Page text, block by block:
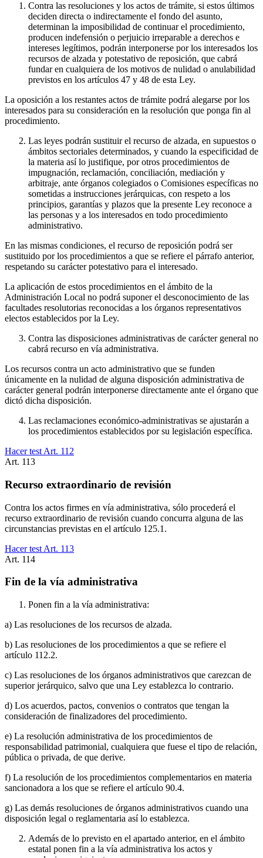
Contra las resoluciones y los actos de trámite, si estos últimos
deciden directa o indirectamente el fondo del asunto,
determinan la imposibilidad de continuar el procedimiento,
producen indefensión o perjuicio irreparable a derechos e
intereses legítimos, podrán interponerse por los interesados los
recursos de alzada y potestativo de reposición, que cabrá
fundar en cualquiera de los motivos de nulidad o anulabilidad
previstos en los artículos 47 y 48 de esta Ley.
La oposición a los restantes actos de trámite podrá alegarse por los
interesados para su consideración en la resolución que ponga fin al
procedimiento.
Las leyes podrán sustituir el recurso de alzada, en supuestos o
ámbitos sectoriales determinados, y cuando la especificidad de
la materia así lo justifique, por otros procedimientos de
impugnación, reclamación, conciliación, mediación y
arbitraje, ante órganos colegiados o Comisiones específicas no
sometidas a instrucciones jerárquicas, con respeto a los
principios, garantías y plazos que la presente Ley reconoce a
las personas y a los interesados en todo procedimiento
administrativo.
En las mismas condiciones, el recurso de reposición podrá ser
sustituido por los procedimientos a que se refiere el párrafo anterior,
respetando su carácter potestativo para el interesado.
La aplicación de estos procedimientos en el ámbito de la
Administración Local no podrá suponer el desconocimiento de las
facultades resolutorias reconocidas a los órganos representativos
electos establecidos por la Ley.
Contra las disposiciones administrativas de carácter general no
cabrá recurso en vía administrativa.
Los recursos contra un acto administrativo que se funden
únicamente en la nulidad de alguna disposición administrativa de
carácter general podrán interponerse directamente ante el órgano que
dictó dicha disposición.
Las reclamaciones económico-administrativas se ajustarán a
los procedimientos establecidos por su legislación específica.
Hacer test Art. 112
Art. 113
Recurso extraordinario de revisión
Contra los actos firmes en vía administrativa, sólo procederá el
recurso extraordinario de revisión cuando concurra alguna de las
circunstancias previstas en el artículo 125.1.
Hacer test Art. 113
Art. 114
Fin de la vía administrativa
Ponen fin a la vía administrativa:
a) Las resoluciones de los recursos de alzada.
b) Las resoluciones de los procedimientos a que se refiere el
artículo 112.2.
c) Las resoluciones de los órganos administrativos que carezcan de
superior jerárquico, salvo que una Ley establezca lo contrario.
d) Los acuerdos, pactos, convenios o contratos que tengan la
consideración de finalizadores del procedimiento.
e) La resolución administrativa de los procedimientos de
responsabilidad patrimonial, cualquiera que fuese el tipo de relación,
pública o privada, de que derive.
f) La resolución de los procedimientos complementarios en materia
sancionadora a los que se refiere el artículo 90.4.
g) Las demás resoluciones de órganos administrativos cuando una
disposición legal o reglamentaria así lo establezca.
Además de lo previsto en el apartado anterior, en el ámbito
estatal ponen fin a la vía administrativa los actos y